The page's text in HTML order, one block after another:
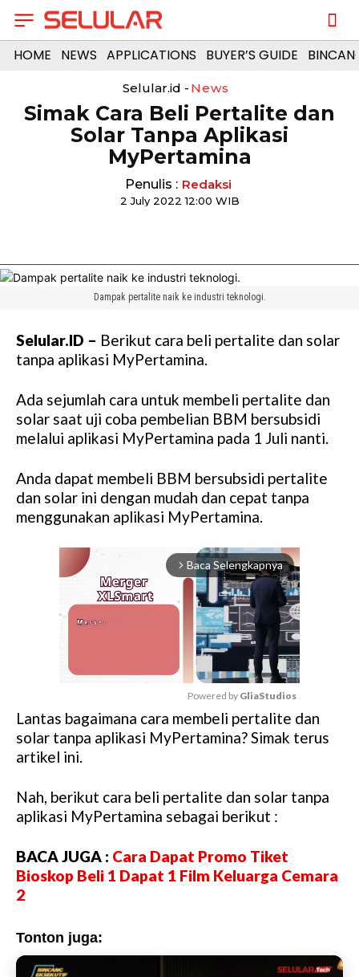
HOME NEWS APPLICATIONS BUYER’S GUIDE
Selular.id - News
Simak Cara Beli Pertalite dan
Solar Tanpa Aplikasi
MyPertamina
Penulis : Redaksi
2 July 2022 12:00 WIB
Dampak pertalite naik ke industri teknologi.
Selular.ID – Berikut cara beli pertalite dan solar
tanpa aplikasi MyPertamina.
Ada sejumlah cara untuk membeli pertalite dan
solar saat uji coba pembelian BBM bersubsidi
melalui aplikasi MyPertamina pada 1 Juli nanti.
Anda dapat membeli BBM bersubsidi pertalite
dan solar ini dengan mudah dan cepat tanpa
menggunakan aplikasi MyPertamina.
arrow_forward_ios Baca Selengkapnya
M
u
Powered by GliaStudios
Lantas bagaimana cara membeli pertalite dan
solar tanpa aplikasi MyPertamina? Simak terus
artikel ini.
Nah, berikut cara beli pertalite dan solar tanpa
aplikasi MyPertamina sebagai berikut :
BACA JUGA : Cara Dapat Promo Tiket
Bioskop Beli 1 Dapat 1 Film Keluarga Cemara
2
Tonton juga: